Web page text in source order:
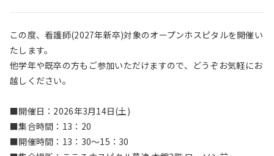
この度、看護師(2027年新卒)対象のオープンホスピタルを開催い
たします。
他学年や既卒の方もご参加いただけますので、どうぞお気軽にお
越しください。
■開催日：2026年3月14日(土)
■集合時間：13：20
■開催時間：13：30～15：30